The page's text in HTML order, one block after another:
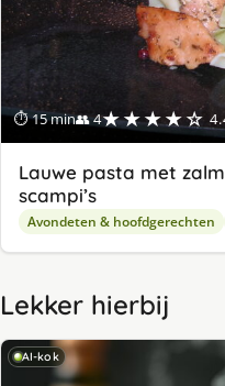
⏱ 15 min👥 4★★★★☆
Lauwe pasta met
scampi’s
Avondeten & hoofdgerechten
Lekker hierbij
AI-kok